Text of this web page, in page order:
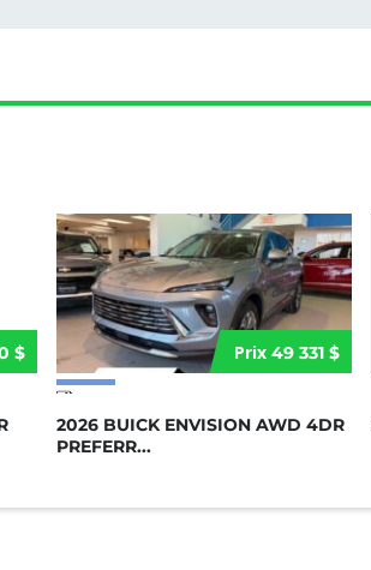
$
17 more photos
Prix 49 331 $
2026 BUICK ENVISION AWD 4DR
PREFERR...